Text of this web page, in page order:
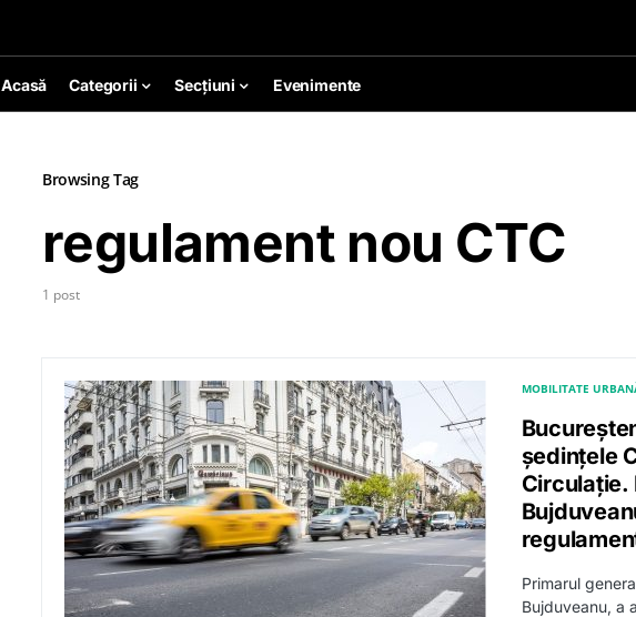
Acasă Categorii Secțiuni Evenimente
Browsing Tag
regulament nou CTC
1 post
MOBILITATE
ședințele
Circulație.
Primarul
Bujduveanu, a